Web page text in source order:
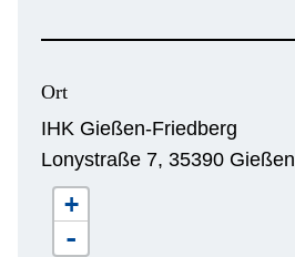
Ort
IHK Gießen-Friedberg
Lonystraße 7, 35390 Gießen
+
-